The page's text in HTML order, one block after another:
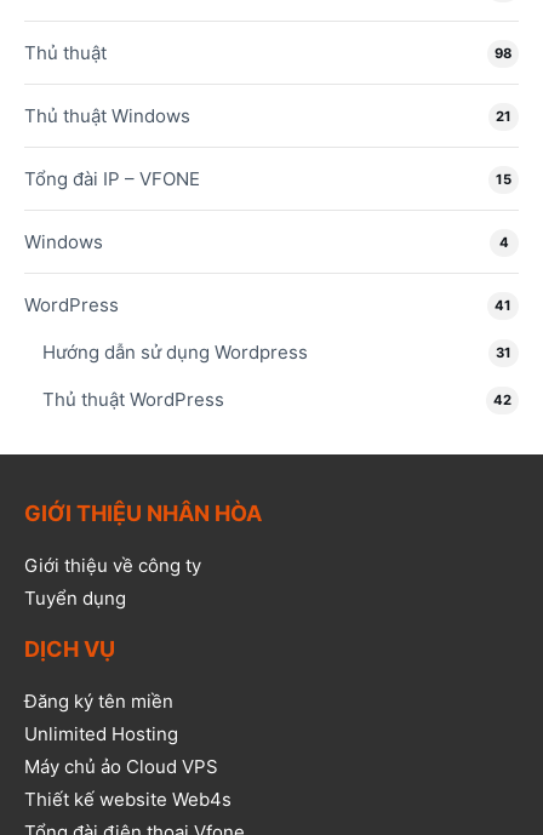
Thủ thuật 98
Thủ thuật Windows 21
Tổng đài IP – VFONE 15
Windows 4
WordPress 41
Hướng dẫn sử dụng Wordpress 31
Thủ thuật WordPress 42
GIỚI THIỆU NHÂN HÒA
Giới thiệu về công ty
Tuyển dụng
DỊCH VỤ
Đăng ký tên miền
Unlimited Hosting
Máy chủ ảo Cloud VPS
Thiết kế website Web4s